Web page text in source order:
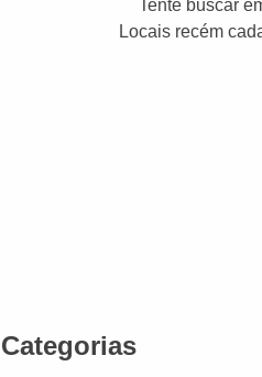
Tente buscar
Locais recém
Categorias